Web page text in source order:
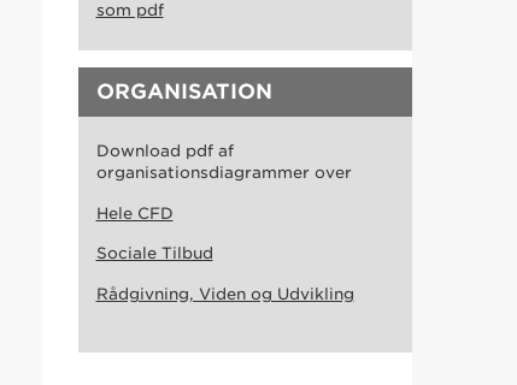
som pdf
ORGANISATION
Download pdf af
organisationsdiagrammer over
Hele CFD
Sociale Tilbud
Rådgivning, Viden og Udvikling